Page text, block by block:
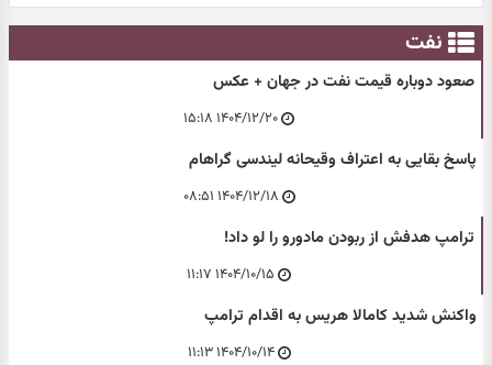
نفت
صعود دوباره قیمت نفت در جهان + عکس
۱۴۰۴/۱۲/۲۰ ۱۵:۱۸
پاسخ بقایی به اعتراف وقیحانه لیندسی گراهام
۱۴۰۴/۱۲/۱۸ ۰۸:۵۱
ترامپ هدفش از ربودن مادورو را لو داد!
۱۴۰۴/۱۰/۱۵ ۱۱:۱۷
واکنش شدید کامالا هریس به اقدام ترامپ
۱۴۰۴/۱۰/۱۴ ۱۱:۱۳